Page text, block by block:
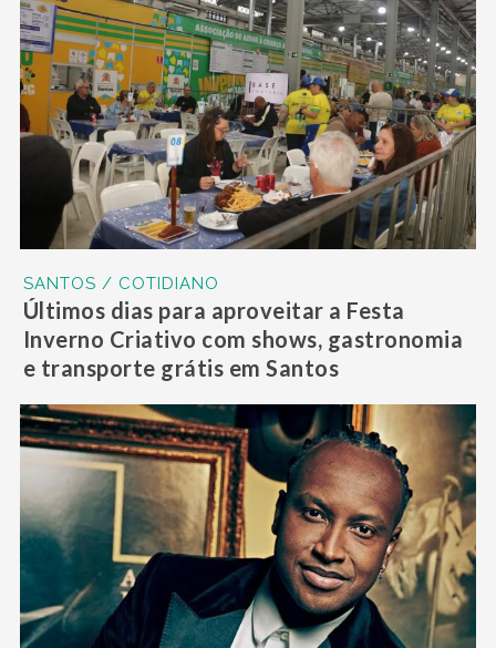
SANTOS / COTIDIANO
Últimos dias para aproveitar a Festa
Inverno Criativo com shows, gastronomia
e transporte grátis em Santos